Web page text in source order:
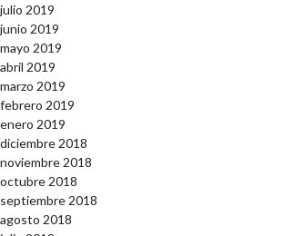
julio 2019
junio 2019
mayo 2019
abril 2019
marzo 2019
febrero 2019
enero 2019
diciembre 2018
noviembre 2018
octubre 2018
septiembre 2018
agosto 2018